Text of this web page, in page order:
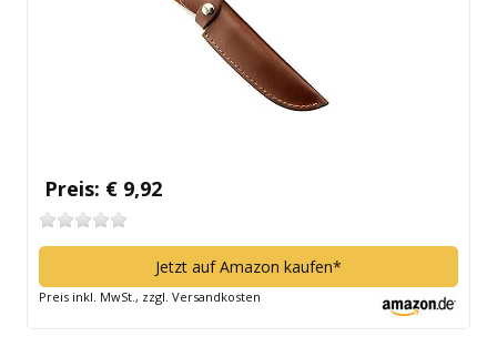
Preis: € 9,92
Jetzt auf Amazon kaufen*
Preis inkl. MwSt., zzgl. Versandkosten